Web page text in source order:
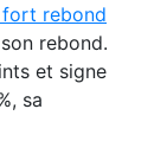
fort rebond
rebond.
et signe
sa